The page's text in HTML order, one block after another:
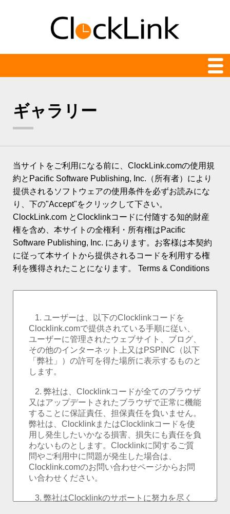
最新
24時間表示
アニメーション
カウント時計
デジタル
ロゴ時計・カスタム
ワールドクロック
PSPINCについて
お客様の声
新着ニュース
お問合せ
ヘルプ
ギャラリー
当サイトをご利用になる前に、ClockLink.comの使用規
約とPacific Software Publishing, Inc.（所有者）により
提供されるソフトウェアの使用条件を必ずお読みにな
り、下の"Accept"をクリックして下さい。
ClockLink.com とClocklinkコードに付随する知的財産
権を含め、本サイトの全権利・所有権はPacific
Software Publishing, Inc. にあります。お客様は本契約
に従って本サイトから提供されるコードを利用する権
利を獲得されたことになります。 Terms & Conditions